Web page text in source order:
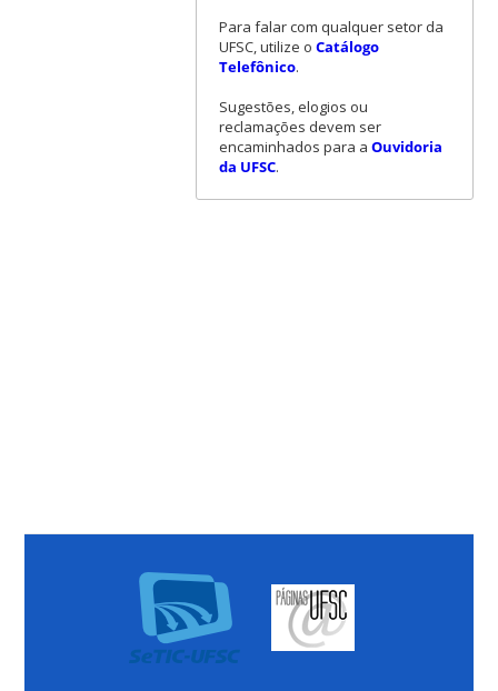
Para falar com qualquer setor da
UFSC, utilize o Catálogo
Telefônico.
Sugestões, elogios ou
reclamações devem ser
encaminhados para a Ouvidoria
da UFSC.